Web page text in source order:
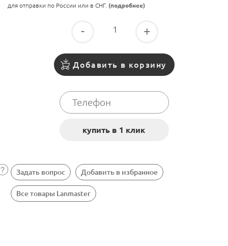
для отправки по России или в СНГ. (подробнее)
- +
Добавить в корзину
Задать вопрос Добавить в избранное
Все товары Lanmaster